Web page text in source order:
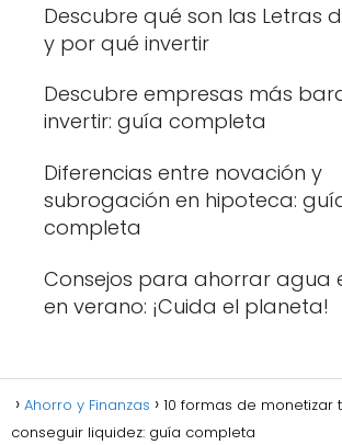
Descubre qué son las Letras
y por qué invertir
Descubre empresas más
invertir: guía completa
Diferencias entre novación y
subrogación en hipoteca:
completa
Consejos para ahorrar agua
en verano: ¡Cuida el planeta!
Ahorro y Finanzas
10 formas de monetizar
conseguir liquidez: guía completa